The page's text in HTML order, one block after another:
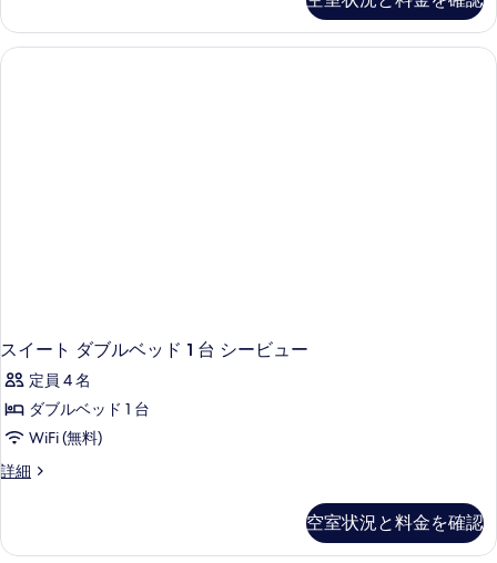
す
る
す
べ
詳
細
ム
キ
ュ
ー
の
す
べ
ャ
ー
ル
ュ
の
詳
スイート ダブルベッド 1 台 シービュー
定員 4 名
ダブルベッド 1 台
WiFi (無料)
詳細
ス
ダ
空室状況と料金を確認